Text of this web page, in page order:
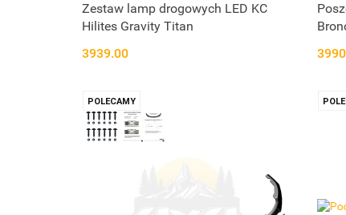
Zestaw lamp drogowych LED KC
Hilites Gravity Titan
3939.00
POLECAMY